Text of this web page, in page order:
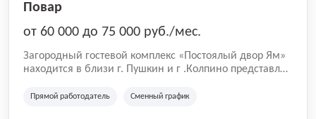
Повар
от 60 000 до 75 000 руб./мес.
Загородный гостевой комплекс «Постоялый двор Ям»
находится в близи г. Пушкин и г .Колпино представлен
кафе, «Охотничьей беседкой» с камином, летней
Прямой работодатель Сменный график